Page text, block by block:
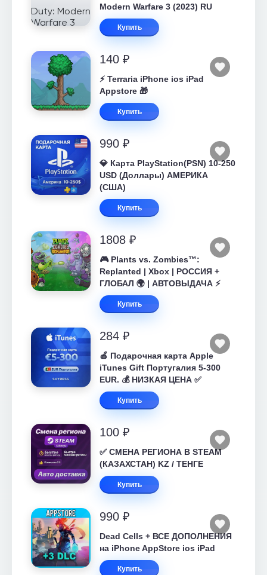
Modern Warfare 3 (2023) RU
Купить
140 ₽
⚡️ Terraria iPhone ios iPad
Appstore 🎁
Купить
990 ₽
💎 Карта PlayStation(PSN) 10-250
USD (Доллары) АМЕРИКА
(США)
Купить
1808 ₽
🎮 Plants vs. Zombies™:
Replanted | Xbox | РОССИЯ +
ГЛОБАЛ 🌍 | АВТОВЫДАЧА ⚡
Купить
284 ₽
🍎 Подарочная карта Apple
iTunes Gift Португалия 5-300
EUR. 💰 НИЗКАЯ ЦЕНА ✅
Купить
100 ₽
✅ СМЕНА РЕГИОНА В STEAM
(КАЗАХСТАН) KZ / ТЕНГЕ
Купить
990 ₽
Dead Cells + ВСЕ ДОПОЛНЕНИЯ
на iPhone AppStore ios iPad
Купить